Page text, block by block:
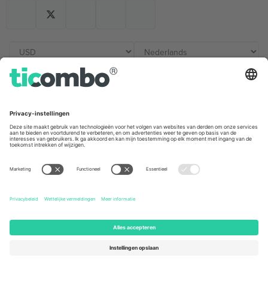
Unter den Linden 24, 10117
Berlin, Germany
167 City Road, London, Greater
131 Continental Dr, Suite 305,
Newark, Delaware 19713, United
Engelberg, Switzerland